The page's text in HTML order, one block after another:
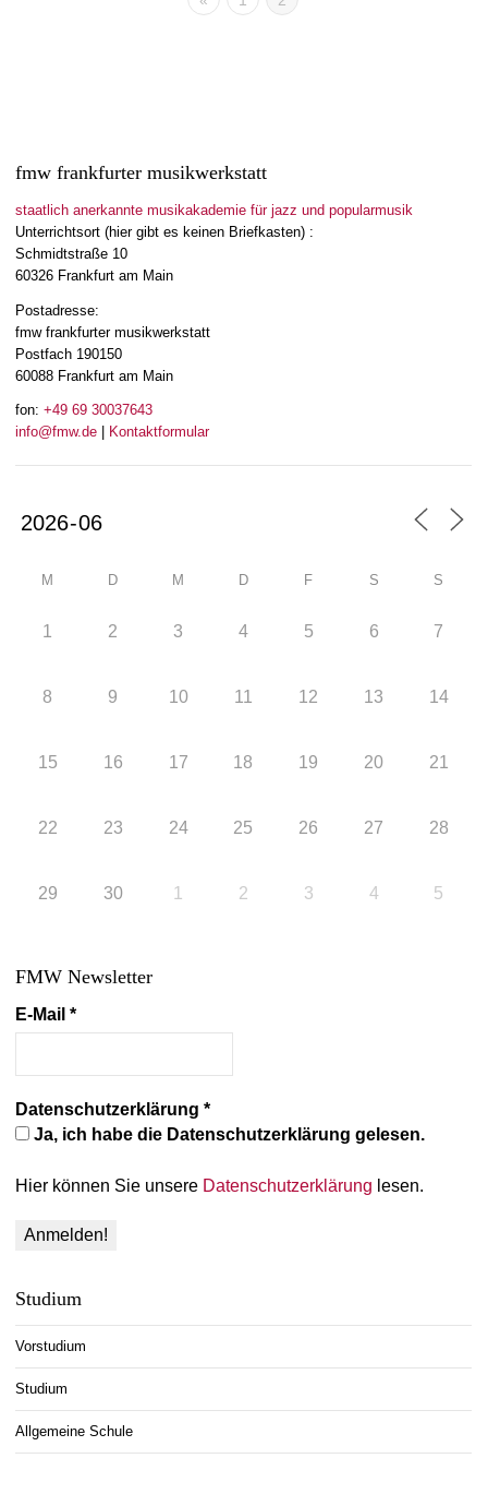
fmw frankfurter musikwerkstatt
staatlich anerkannte musikakademie für jazz und popularmusik
Unterrichtsort (hier gibt es keinen Briefkasten) :
Schmidtstraße 10
60326 Frankfurt am Main
Postadresse:
fmw frankfurter musikwerkstatt
Postfach 190150
60088 Frankfurt am Main
fon: +49 69 30037643
info@fmw.de | Kontaktformular
M D M D F S S
1 2 3 4 5 6 7
8 9 10 11 12 13 14
15 16 17 18 19 20 21
22 23 24 25 26 27 28
29 30 1 2 3 4 5
FMW Newsletter
E-Mail *
Datenschutzerklärung *
Ja, ich habe die Datenschutzerklärung gelesen.
Hier können Sie unsere Datenschutzerklärung lesen.
Studium
Vorstudium
Studium
Allgemeine Schule